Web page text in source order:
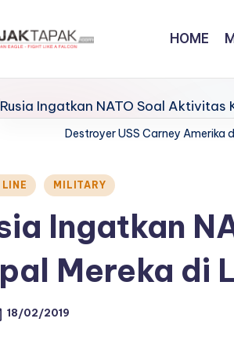
HOME
Destroyer USS Carney Amerika
LINE MILITARY
Ingatkan
Mereka di
18/02/2019